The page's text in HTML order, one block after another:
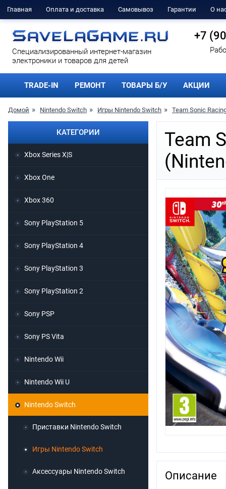
Главная Оплата и доставка Самовывоз Гарантии О
Cпециализированный интернет-магазин
электроники и товаров для детей
+7
TRADE-IN РЕМОНТ ТОВАРЫ Б/У АКЦИИ
Домой Nintendo Switch Игры Nintendo Switch Team Sonic
Team
Описание
КАТЕГОРИИ
Xbox Series X|S
Xbox One
Xbox 360
Sony PlayStation 5
Sony PlayStation 4
Sony PlayStation 3
Sony PlayStation 2
Sony PSP
Sony PS Vita
Nintendo Wii
Nintendo Wii U
Nintendo Switch
Приставки Nintendo Switch
Игры Nintendo Switch
Аксессуары Nintendo Switch